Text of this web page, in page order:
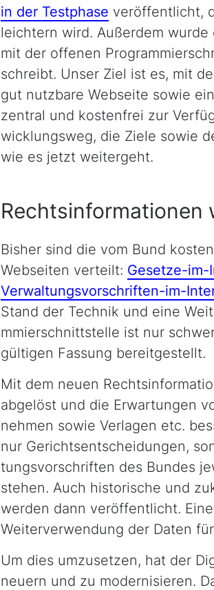
in der Testphase veröffentlicht,
leich­tern wird. Außerdem
mit der offenen
schreibt. Unser Ziel ist es, mit
gut nutzbare Webseite sowie
zentral und kostenfrei zur
wick­lungs­weg, die Ziele sowie
wie es jetzt weitergeht.
Rechtsinformationen
Bisher sind die vom Bund
Webseiten verteilt: Gesetze-im-
Verwaltungsvorschriften-im-
Stand der Technik und eine
mmier­schnittstelle ist nur
gültigen Fassung bereitgestellt.
Mit dem neuen
abgelöst und die Erwartungen
neh­men sowie Verlagen etc.
nur Gerichtsentscheidungen,
tungs­vor­schrif­ten des Bundes
stehen. Auch historische und
werden dann veröffentlicht.
Wei­ter­ver­wendung der Daten
Um dies umzusetzen, hat der
neu­ern und zu modernisieren.